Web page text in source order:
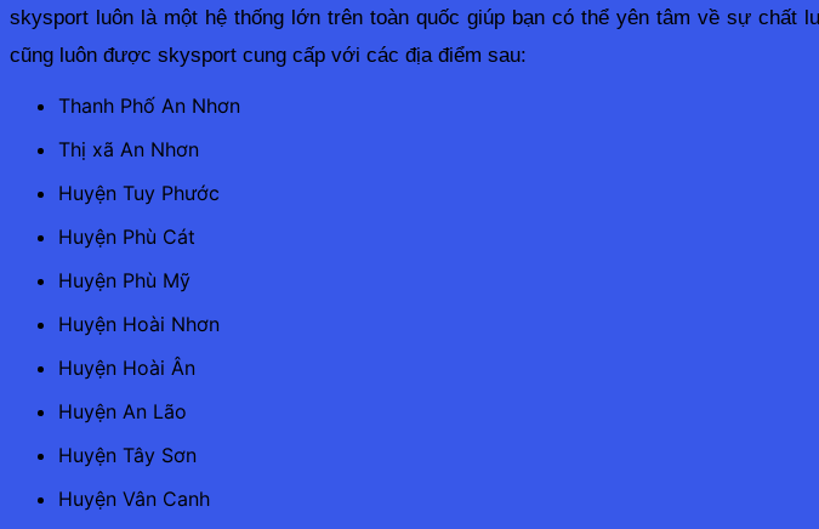
skysport luôn là một hệ thống lớn trên toàn quốc giúp bạn có thể yên tâm về sự
cũng luôn được skysport cung cấp với các địa điểm sau:
Thanh Phố An Nhơn
Thị xã An Nhơn
Huyện Tuy Phước
Huyện Phù Cát
Huyện Phù Mỹ
Huyện Hoài Nhơn
Huyện Hoài Ân
Huyện An Lão
Huyện Tây Sơn
Huyện Vân Canh